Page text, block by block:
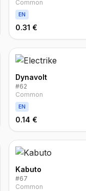
Common
EN
0.31 €
Dynavolt
#62
Common
EN
0.14 €
Kabuto
#67
Common